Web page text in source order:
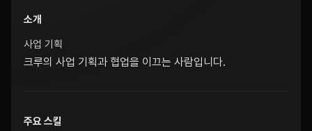
소개
사업 기획
크루의 사업 기획과 협업을 이끄는 사람입니다.
주요 스킬